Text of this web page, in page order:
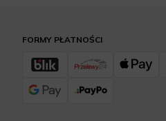
FORMY PŁATNOŚCI